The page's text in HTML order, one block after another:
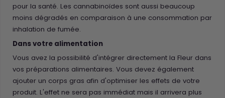
pour la santé. Les cannabinoïdes sont aussi beaucoup
moins dégradés en comparaison à une consommation par
inhalation de fumée.
Dans votre alimentation
Vous avez la possibilité d'intégrer directement la Fleur dans
vos préparations alimentaires. Vous devez également
ajouter un corps gras afin d'optimiser les effets de votre
produit. L'effet ne sera pas immédiat mais il arrivera plus